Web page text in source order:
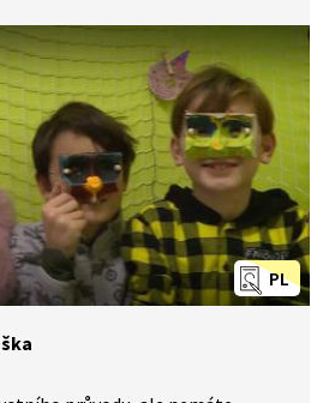
nůž, bílý a černý fix
PL